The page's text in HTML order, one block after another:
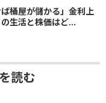
ば桶屋が儲かる」金利上
生活と株価はど...
読む